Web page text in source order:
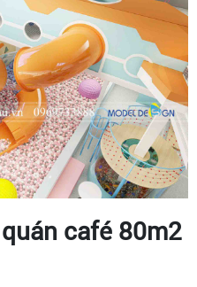
café 80m2